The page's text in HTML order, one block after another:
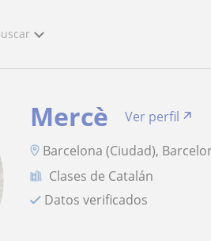
Mercè
Ver perfil
Barcelona (Ciudad),
Clases de Catalán
Datos verificados